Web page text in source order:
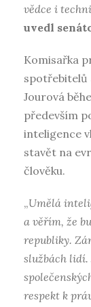
vědce i
uvedl
Komisařka
spotřebitelů
Jourová
především
inteligence
stavět na
člověku.
„Umělá
a věřím, že
republiky.
službách lidí.
respekt k